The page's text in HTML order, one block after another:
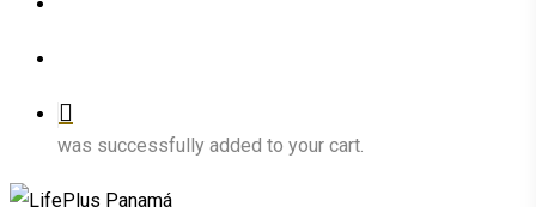
was successfully added to your cart.